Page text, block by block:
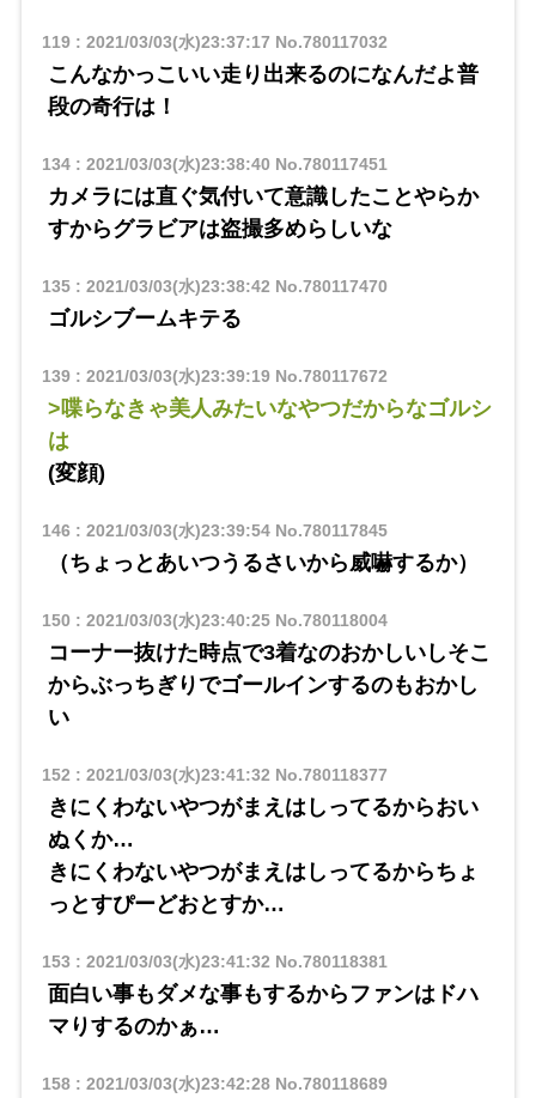
119: 2021/03/03(水)23:37:17 No.780117032
こんなかっこいい走り出来るのになんだよ普
段の奇行は！
134: 2021/03/03(水)23:38:40 No.780117451
カメラには直ぐ気付いて意識したことやらか
すからグラビアは盗撮多めらしいな
135: 2021/03/03(水)23:38:42 No.780117470
ゴルシブームキテる
139: 2021/03/03(水)23:39:19No.780117672
>喋らなきゃ美人みたいなやつだからなゴルシ
は
(変顔)
146 : 2021/03/03(水)23:39:54No.780117845
（ちょっとあいつうるさいから威嚇するか）
150 : 2021/03/03(水)23:40:25No.780118004
コーナー抜けた時点で3着なのおかしいしそこ
からぶっちぎりでゴールインするのもおかし
い
152 : 2021/03/03(水)23:41:32 No.780118377
きにくわないやつがまえはしってるからおい
ぬくか…
きにくわないやつがまえはしってるからちょ
っとすぴーどおとすか…
153 : 2021/03/03(水)23:41:32 No.780118381
面白い事もダメな事もするからファンはドハ
マりするのかぁ…
158: 2021/03/03(水)23:42:28No.780118689